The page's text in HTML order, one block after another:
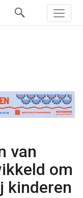
van
om
kinderen